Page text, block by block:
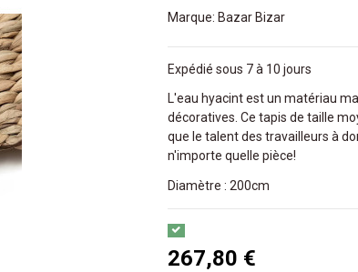
Marque: Bazar Bizar
Expédié sous 7 à 10 jours
L'eau hyacint est un matériau
décoratives. Ce tapis de taille
que le talent des travailleurs à
n'importe quelle pièce!
Diamètre : 200cm
267,80 €